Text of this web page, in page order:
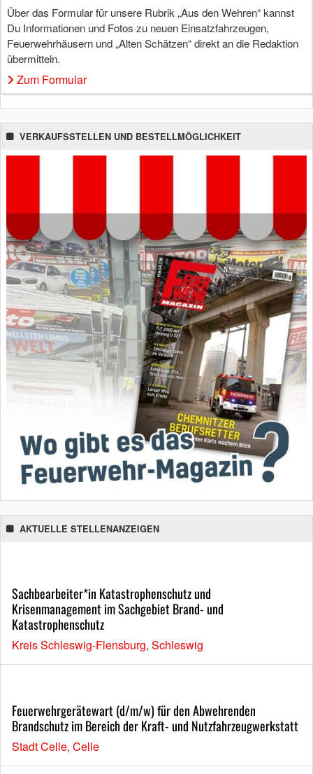
Über das Formular für unsere Rubrik „Aus den Wehren“ kannst
Du Informationen und Fotos zu neuen Einsatzfahrzeugen,
Feuerwehrhäusern und „Alten Schätzen“ direkt an die Redaktion
übermitteln.
Zum Formular
VERKAUFSSTELLEN UND BESTELLMÖGLICHKEIT
AKTUELLE STELLENANZEIGEN
Sachbearbeiter*in Katastrophenschutz und
Krisenmanagement im Sachgebiet Brand- und
Katastrophenschutz
Kreis Schleswig-Flensburg, Schleswig
Feuerwehrgerätewart (d/m/w) für den Abwehrenden
Brandschutz im Bereich der Kraft- und Nutzfahrzeugwerkstatt
Stadt Celle, Celle